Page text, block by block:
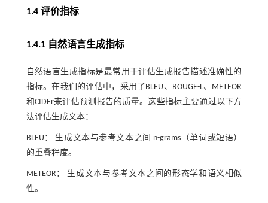
1.4 评价指标
1.4.1 自然语言生成指标
自然语言生成指标是最常用于评估生成报告描述准确性的
指标。在我们的评估中，采用了BLEU、ROUGE-L、METEOR
和CIDEr来评估预测报告的质量。这些指标主要通过以下方
法评估生成文本：
BLEU： 生成文本与参考文本之间 n-grams（单词或短语）
的重叠程度。
METEOR： 生成文本与参考文本之间的形态学和语义相似
性。